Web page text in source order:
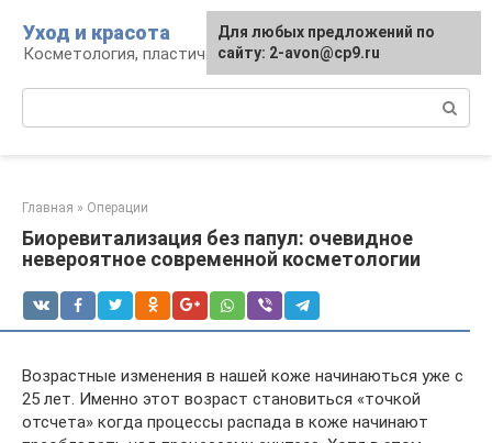
контенту
Уход и красота
Косметология, пластическая хирургия, уход
Главная » Операции
Биоревитализация без папул: очевидное
невероятное современной косметологии
Возрастные изменения в нашей коже начинаються уже с
25 лет. Именно этот возраст становиться «точкой
отсчета» когда процессы распада в коже начинают
Для любых предложений по
сайту: 2-avon@cp9.ru